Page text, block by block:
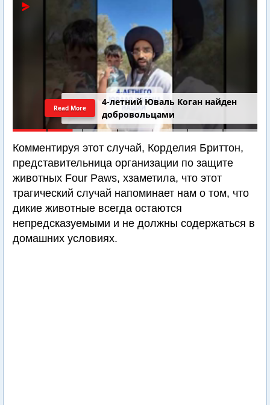
4-летний Юваль Коган найден
добровольцами
Read More
Комментируя этот случай, Корделия Бриттон,
представительница организации по защите
животных Four Paws, хзаметила, что этот
трагический случай напоминает нам о том, что
дикие животные всегда остаются
непредсказуемыми и не должны содержаться в
домашних условиях.